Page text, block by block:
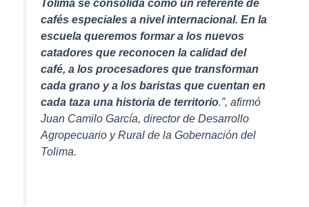
Tolima se consolida como un referente de
cafés especiales a nivel internacional. En la
escuela queremos formar a los nuevos
catadores que reconocen la calidad del
café, a los procesadores que transforman
cada grano y a los baristas que cuentan en
cada taza una historia de territorio.”, afirmó
Juan Camilo García, director de Desarrollo
Agropecuario y Rural de la Gobernación del
Tolima.